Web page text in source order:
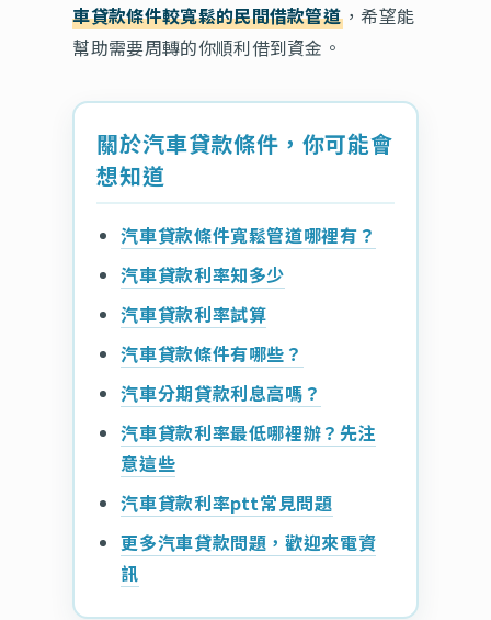
車貸款條件較寬鬆的民間借款管道 ，希望能
幫助需要周轉的你順利借到資金。
關於汽車貸款條件，你可能會
想知道
汽車貸款條件寬鬆管道哪裡有？
汽車貸款利率知多少
汽車貸款利率試算
汽車貸款條件有哪些？
汽車分期貸款利息高嗎？
汽車貸款利率最低哪裡辦？先注
意這些
汽車貸款利率ptt常見問題
更多汽車貸款問題，歡迎來電資
訊